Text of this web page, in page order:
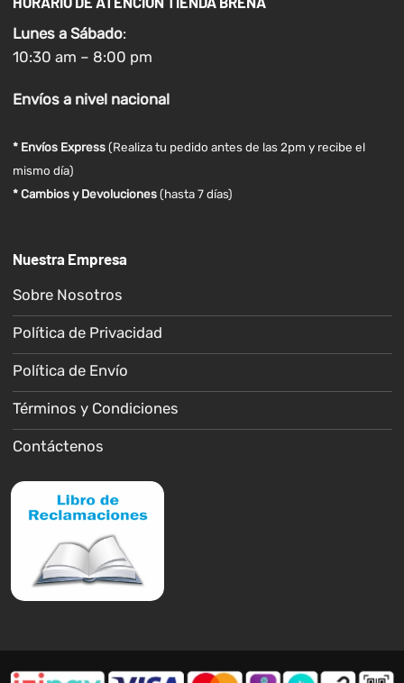
Lunes a Sábado:
10:30 am – 8:00 pm
Envíosa nivel nacional
* Envíos Express(Realiza tu pedido antes de las 2pm y recibe el
mismo día)
* Cambios y Devoluciones (hasta 7 días)
Nuestra Empresa
Sobre Nosotros
Política de Privacidad
Política de Envío
Términos y Condiciones
Contáctenos